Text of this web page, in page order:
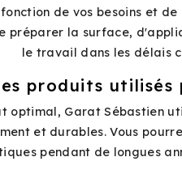
de vos besoins et
préparer la surface,
le travail dans les délais
produits utilisés
optimal, Garat Sébastien
et durables. Vous
pendant de longues